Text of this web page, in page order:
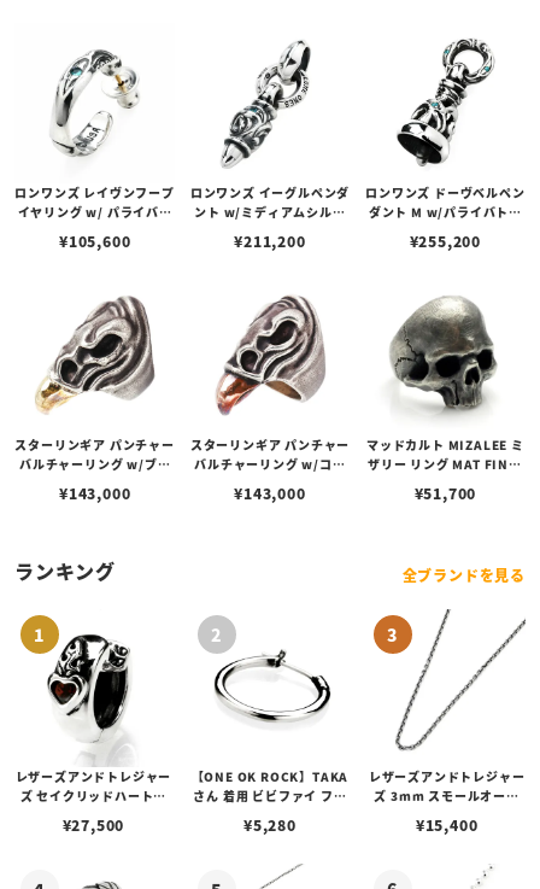
ロンワンズ レイヴンフープ
イヤリング w/ パライバト
¥105,600
ロンワンズ イーグルペンダ
ント w/ミディアムシルク
リン
¥211,200
ロンワンズ ドーヴベルペン
ダント M w/パライバトル
¥255,200
スターリンギア パンチャー
バルチャーリング w/ブラ
¥143,000
スターリンギア パンチャー
バルチャーリング w/コパ
¥143,000
マッドカルト MIZALEE ミ
ザリー リング MAT FINIS
¥51,700
ランキング 全ブランドを見る
レザーズアンドトレジャー
ズ セイクリッドハートピ
¥27,500
【ONE OK ROCK】TAKA
さん 着用 ビビファイ フー
¥5,280
レザーズアンドトレジャー
ズ 3mm スモールオーバ
ブスタークラスプ＆LTロ
¥15,400